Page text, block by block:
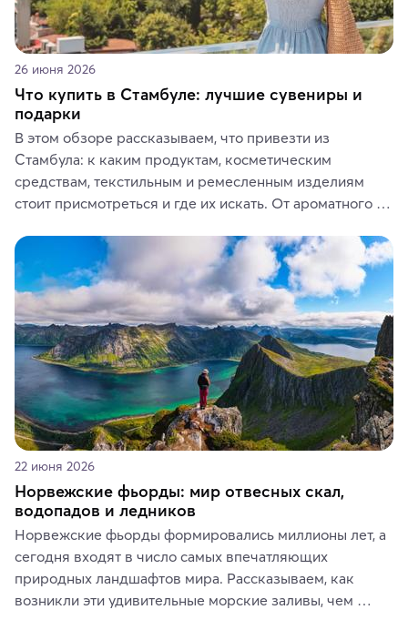
26 июня 2026
Что купить в Стамбуле: лучшие сувениры и
подарки
В этом обзоре рассказываем, что привезти из
Стамбула: к каким продуктам, косметическим
средствам, текстильным и ремесленным изделиям
стоит присмотреться и где их искать. От ароматного
керамики и изделий из кожи на турецких рынках и в
аутентичных лавках — в подарок близким или себе на
память о путешествии.
22 июня 2026
Норвежские фьорды: мир отвесных скал,
водопадов и ледников
Норвежские фьорды формировались миллионы лет, а
сегодня входят в число самых впечатляющих
природных ландшафтов мира. Рассказываем, как
возникли эти удивительные морские заливы, чем